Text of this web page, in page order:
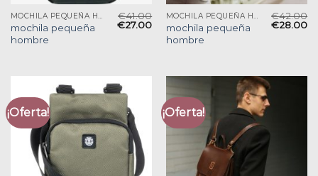
MOCHILA PEQUEÑA HOMBRE
mochila pequeña
hombre
€41.00
€27.00
MOCHILA PEQUEÑA HOMBRE
mochila pequeña
hombre
€42.00
€28.00
¡Oferta! ¡Oferta!